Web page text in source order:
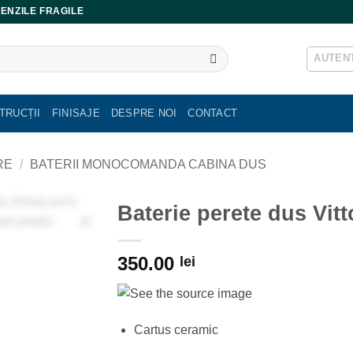
FRAGILE
FINISAJE DESPRE NOI CONTACT
/ BATERII MONOCOMANDA CABINA DUS
Baterie perete dus
350.00 lei
Cartus ceramic